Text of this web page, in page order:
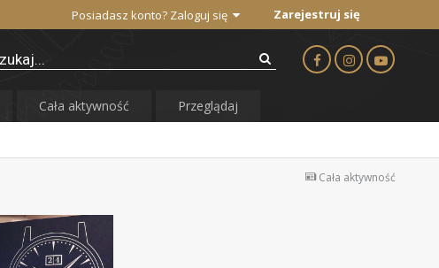
Posiadasz konto? Zaloguj się Zarejestruj się
Cała aktywność Przeglądaj
Cała aktywność